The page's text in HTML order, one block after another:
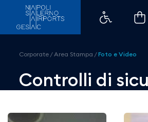
Controlli di
Corporate /Area Stampa /Foto e Video
Controlli di